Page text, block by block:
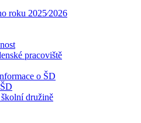
roku 2025⁄2026
pracoviště
o ŠD
družině